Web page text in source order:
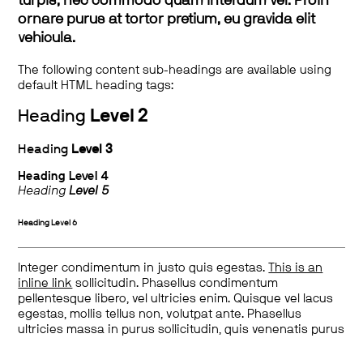
ornare purus at tortor pretium, eu gravida elit
vehicula.
The following content sub-headings are available using
default HTML heading tags:
Heading Level 2
Heading Level 3
Heading Level 4
HeadingLevel 5
Heading Level 6
Integer condimentum in justo quis egestas.
This is an
inline link sollicitudin. Phasellus condimentum
pellentesque libero, vel ultricies enim. Quisque vel lacus
egestas, mollis tellus non, volutpat ante. Phasellus
ultricies massa in purus sollicitudin, quis venenatis purus